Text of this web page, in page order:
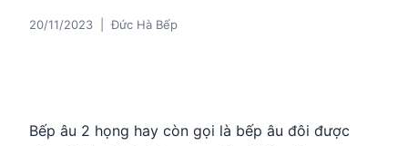
20/11/2023 | Đức Hà Bếp
Bếp âu 2 họng hay còn gọi là bếp âu đôi được